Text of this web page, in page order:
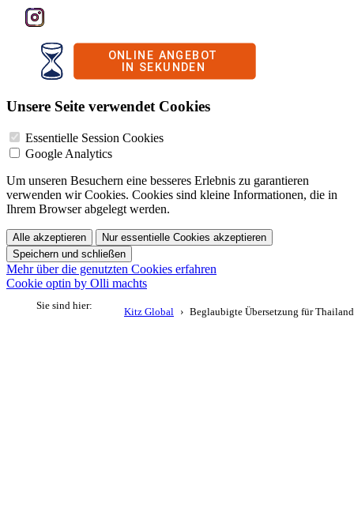
Sie sind hier:
Kitz Global Beglaubigte Übersetzung für Thailand
Unsere Seite verwendet Cookies
Essentielle Session Cookies
Google Analytics
Um unseren Besuchern eine besseres Erlebnis zu garantieren
verwenden wir Cookies. Cookies sind kleine Informationen, die in
Ihrem Browser abgelegt werden.
Alle akzeptieren
Nur essentielle Cookies akzeptieren
Speichern und schließen
Mehr über die genutzten Cookies erfahren
Cookie optin by Olli machts